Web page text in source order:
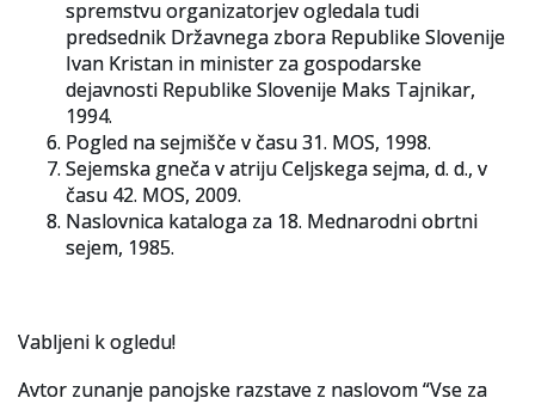
spremstvu organizatorjev ogledala tudi
predsednik Državnega zbora Republike Slovenije
Ivan Kristan in minister za gospodarske
dejavnosti Republike Slovenije Maks Tajnikar,
1994.
Pogled na sejmišče v času 31. MOS, 1998.
Sejemska gneča v atriju Celjskega sejma, d. d., v
času 42. MOS, 2009.
Naslovnica kataloga za 18. Mednarodni obrtni
sejem, 1985.
Vabljeni k ogledu!
Avtor zunanje panojske razstave z naslovom “Vse za